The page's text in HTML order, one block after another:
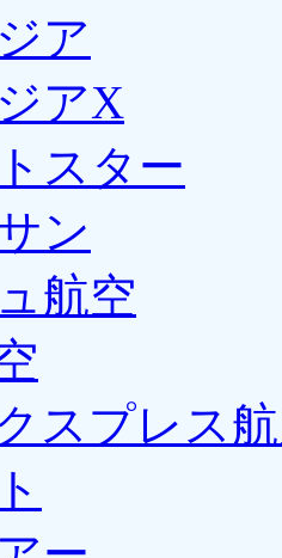
ア
アX
スター
ン
航空
スプレス